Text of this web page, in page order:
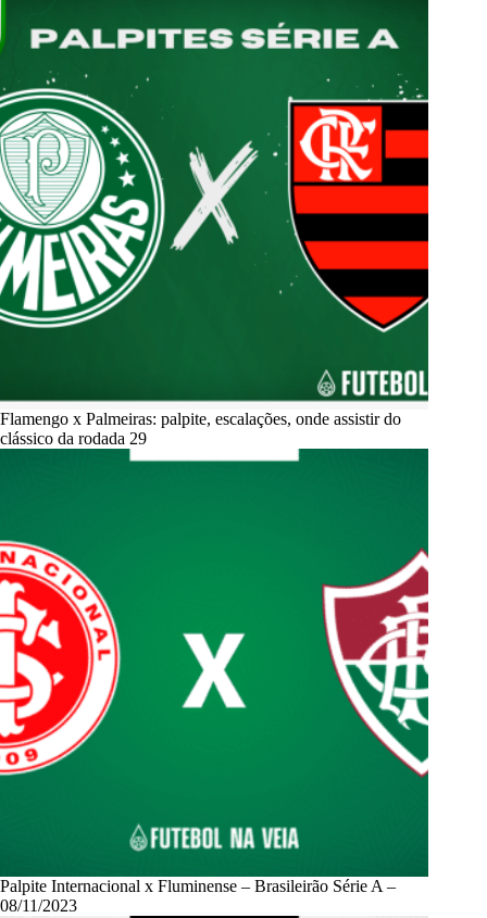
Flamengo x Palmeiras: palpite, escalações, onde assistir do
clássico da rodada 29
Palpite Internacional x Fluminense – Brasileirão Série A –
08/11/2023